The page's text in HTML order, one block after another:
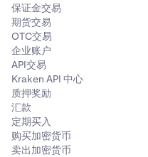
保证金交易
期货交易
OTC交易
企业账户
API交易
Kraken API 中心
质押奖励
汇款
定期买入
购买加密货币
卖出加密货币